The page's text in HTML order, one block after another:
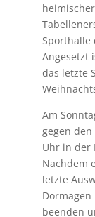
Sporthalle
Angesetzt
das letzte
Am
gegen den
Uhr in der
Nachdem
letzte
beenden